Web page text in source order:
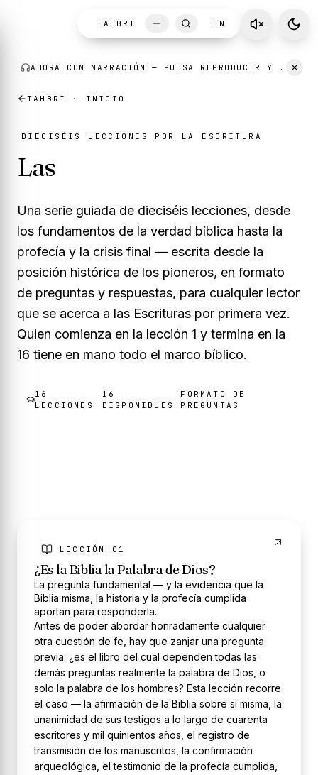
AHORA CON NARRACIÓN — PULSA REPRODUCIR Y ESCUCHA MIENTRAS LEES.
TAHBRI EN
TAHBRI · INICIO
DIECISÉIS LECCIONES POR LA ESCRITURA
Las
Una serie guiada de dieciséis lecciones, desde
los fundamentos de la verdad bíblica hasta la
profecía y la crisis final — escrita desde la
posición histórica de los pioneros, en formato
de preguntas y respuestas, para cualquier lector
que se acerca a las Escrituras por primera vez.
Quien comienza en la lección 1 y termina en la
16 tiene en mano todo el marco bíblico.
16
LECCIONES
16
DISPONIBLE S
FORMATO DE
PREGUNTAS
LECCIÓN 01
¿Es la Biblia la Palabra de Dios?
La pregunta fundamental — y la evidencia que la
Biblia misma, la historia y la profecía cumplida
aportan para responderla.
Antes de poder abordar honradamente cualquier
otra cuestión de fe, hay que zanjar una pregunta
previa: ¿es el libro del cual dependen todas las
demás preguntas realmente la palabra de Dios, o
solo la palabra de los hombres? Esta lección recorre
el caso — la afirmación de la Biblia sobre sí misma, la
unanimidad de sus testigos a lo largo de cuarenta
escritores y mil quinientos años, el registro de
transmisión de los manuscritos, la confirmación
arqueológica, el testimonio de la profecía cumplida,